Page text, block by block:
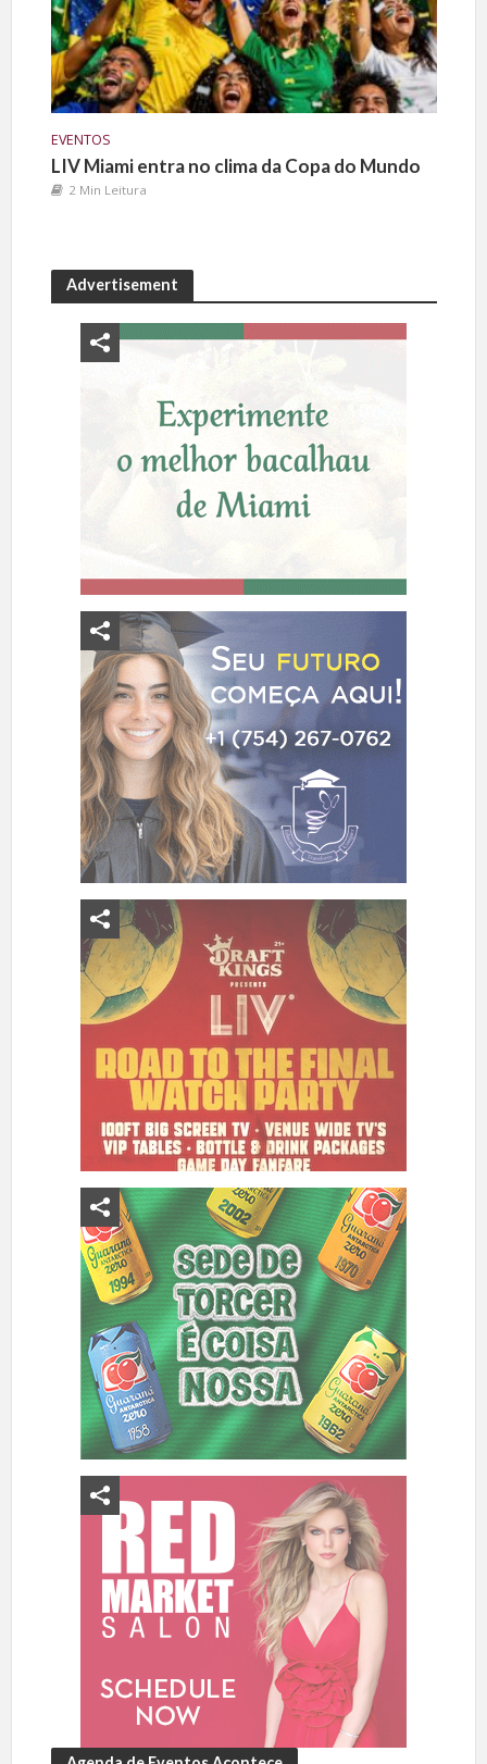
EVENTOS
LIV Miami entra no clima da Copa do Mundo
2 Min Leitura
Advertisement